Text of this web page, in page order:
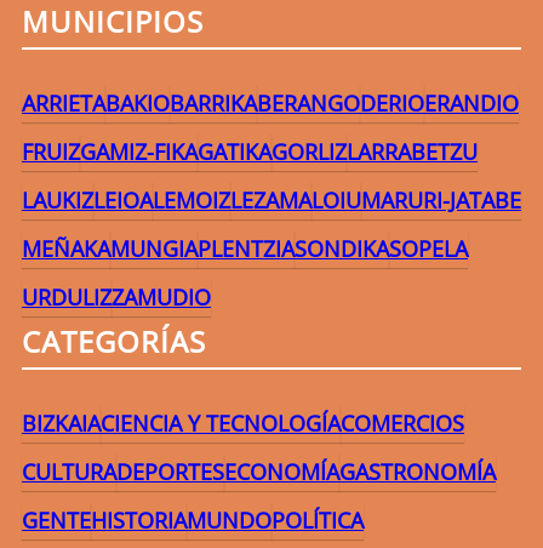
MUNICIPIOS
ARRIETABAKIOBARRIKABERANGODERIOERANDIO
FRUIZGAMIZ-FIKAGATIKAGORLIZLARRABETZU
LAUKIZLEIOALEMOIZLEZAMALOIUMARURI-JATABE
MEÑAKAMUNGIAPLENTZIASONDIKASOPELA
URDULIZZAMUDIO
CATEGORÍAS
BIZKAIACIENCIA Y TECNOLOGÍACOMERCIOS
CULTURADEPORTESECONOMÍAGASTRONOMÍA
GENTEHISTORIAMUNDOPOLÍTICA